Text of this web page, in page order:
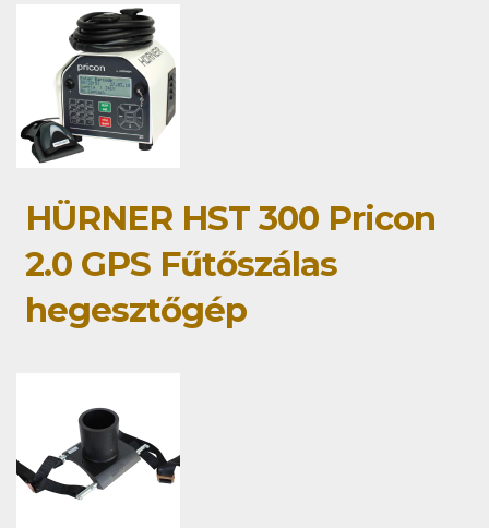
HÜRNER HST 300 Pricon
2.0 GPS Fűtőszálas
hegesztőgép